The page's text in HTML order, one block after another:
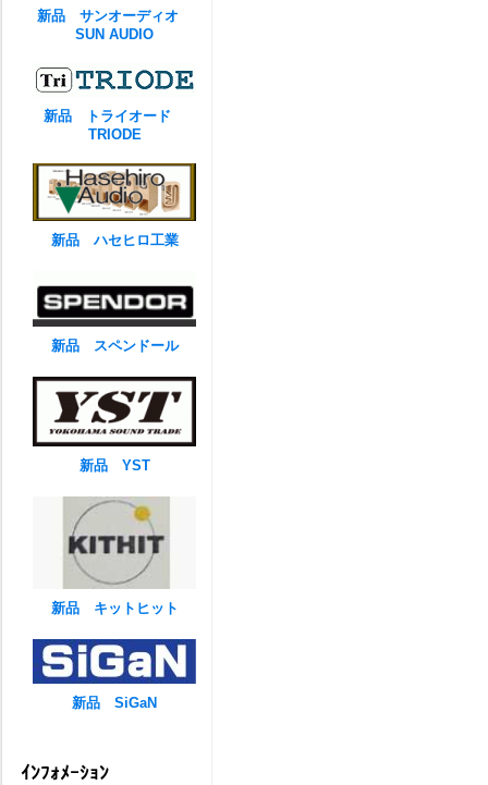
新品 サンオーディオ
SUN AUDIO
新品 トライオード
TRIODE
新品 ハセヒロ工業
新品 スペンドール
新品 YST
新品 キットヒット
新品 SiGaN
ｲﾝﾌｫﾒｰｼｮﾝ